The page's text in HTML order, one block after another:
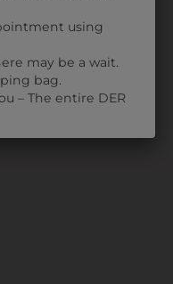
using
may be a wait.
bag.
– The entire DER